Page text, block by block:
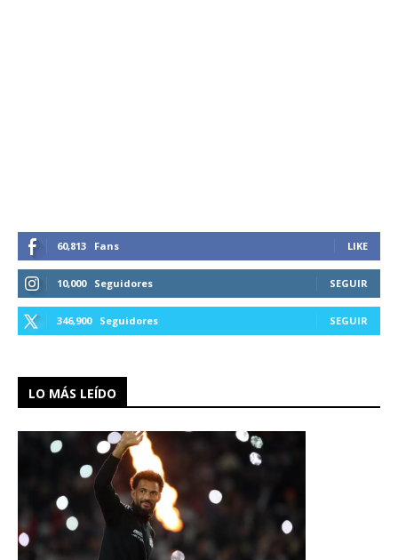
60,813 Fans LIKE
10,000 Seguidores SEGUIR
346,900 Seguidores SEGUIR
LO MÁS LEÍDO